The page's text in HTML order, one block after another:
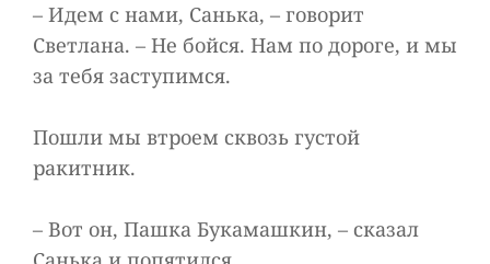
– Идем с нами, Санька, – говорит
Светлана. – Не бойся. Нам по дороге, и мы
за тебя заступимся.
Пошли мы втроем сквозь густой
ракитник.
– Вот он, Пашка Букамашкин, – сказал